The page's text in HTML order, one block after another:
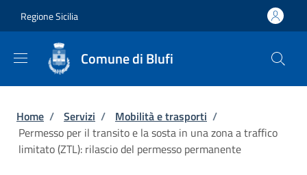
Regione Sicilia
Comune di Blufi
Briciole di pane
Home / Servizi / Mobilità e trasporti /
Permesso per il transito e la sosta in una zona a traffico
limitato (ZTL): rilascio del permesso permanente